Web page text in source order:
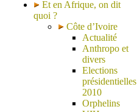
Et en Afrique, on dit
quoi ?
Côte d’Ivoire
Actualité
Anthropo et
divers
Elections
présidentielles
2010
Orphelins